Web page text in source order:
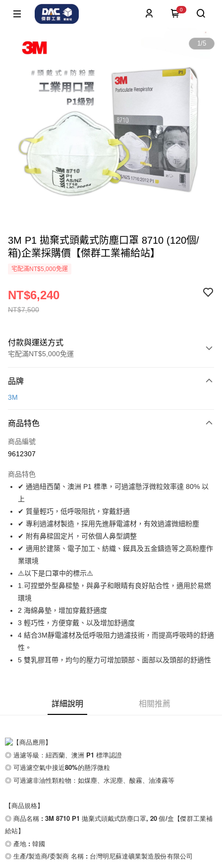
0
1/5
3M P1 拋棄式頭戴式防塵口罩 8710 (120個/
箱)企業採購價【傑群工業補給站】
宅配滿NT$5,000免運
NT$7,500
NT$6,240
付款與運送方式
宅配滿NT$5,000免運
信用卡一次付款
LINE Pay
Apple Pay
運送方式
全家取貨付款
每筆NT$60
付款後全家取貨
每筆NT$60
7-11取貨付款
每筆NT$60
付款後7-11取貨
每筆NT$60
新竹物流(大件商品、貨量較大)
每筆NT$200，滿NT$5,000(含以上)免運費
品牌
3M
商品特色
商品編號
9612307
商品特色
✔ 通過紐西蘭、澳洲 P1 標準，可過濾懸浮微粒效率達 80% 以
上
✔ 質量輕巧，低呼吸阻抗，穿戴舒適
✔ 專利過濾材製造，採用先進靜電濾材，有效過濾微細粉塵
✔ 附有鼻樑固定片，可依個人鼻型調整
✔ 適用於建築、電子加工、紡織、鏌具及五金鑄造等之高粉塵作
業環境
⚠️以下是口罩中的標示⚠️
1.可捏塑外型鼻樑墊，與鼻子和眼睛有良好貼合性，適用於易燃
環境
2 海綿鼻墊，增加穿戴舒適度
3 輕巧性，方便穿戴、以及增加舒適度
4 結合3M靜電濾材及低呼吸阻力過濾技術，而提高呼吸時的舒適
性。
5 雙乳膠耳帶，均勻的壓力可增加頸部、面部以及頭部的舒適性
詳細說明 相關推薦
【商品應用】
◎ 過濾等級：紐西蘭、澳洲 P1 標準認證
◎ 可過濾空氣中接近80%的懸浮微粒
◎ 可過濾非油性顆粒物：如煤塵、水泥塵、酸霧、油漆霧等
【商品規格】
◎ 商品名稱 : 3M 8710 P1 拋棄式頭戴式防塵口罩, 20 個/盒【傑群工業補
給站】
◎ 產地 : 韓國
◎ 生產/製造商/委製商 名稱 : 台灣明尼蘇達礦業製造股份有限公司